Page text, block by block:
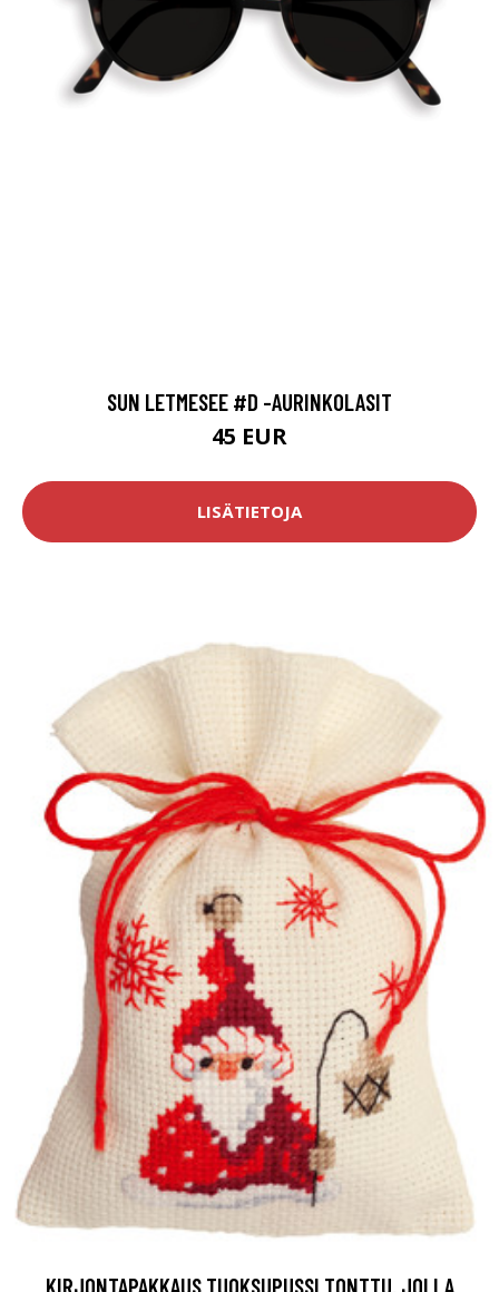
SUN LETMESEE #D -AURINKOLASIT
45 EUR
LISÄTIETOJA
KIRJONTAPAKKAUS TUOKSUPUSSI TONTTU, JOLLA